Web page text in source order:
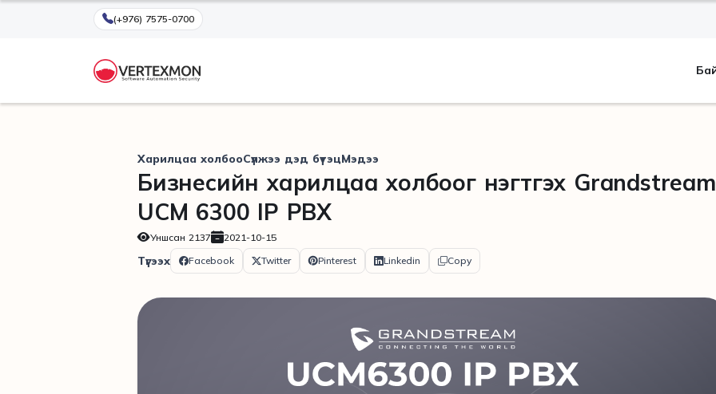
(+976) 7575-0700
Харилцаа холбооСүлжээ дэд бүтэцМэдээ
Бизнесийн харилцаа холбоог нэгтгэх Grandstream
UCM 6300 IP PBX
Уншсан 2137 2021-10-15
Түгээх Facebook Twitter Pinterest Linkedin Copy